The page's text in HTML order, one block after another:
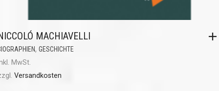
MACHIAVELLI
, GESCHICHTE
MwSt.
Versandkosten